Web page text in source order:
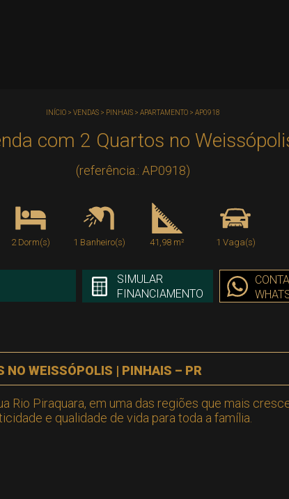
INÍCIO > VENDAS > PINHAIS > APARTAMENTO > AP0918
com 2 Quartos no
(referência.: AP0918)
2 Dorm(s) 1 Banheiro(s) 41,98 m² 1 Vaga(s)
SIMULAR
FINANCIAMENTO
WEISSÓPOLIS | PINHAIS – PR
Rio Piraquara, em uma das regiões que mais
e qualidade de vida para toda a família.